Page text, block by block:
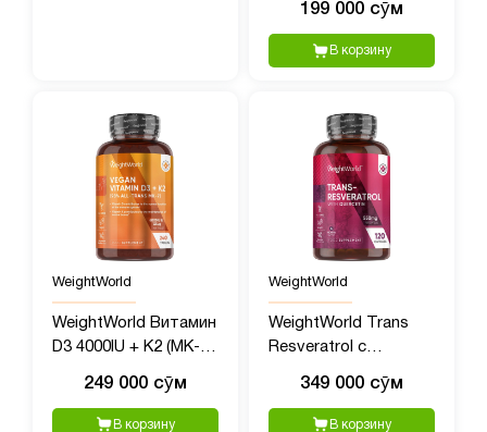
199 000 сӯм
В корзину
WeightWorld
WeightWorld Витамин
D3 4000IU + K2 (MK-7)
249 000 сӯм
В корзину
WeightWorld
WeightWorld Trans
Resveratrol с
349 000 сӯм
В корзину